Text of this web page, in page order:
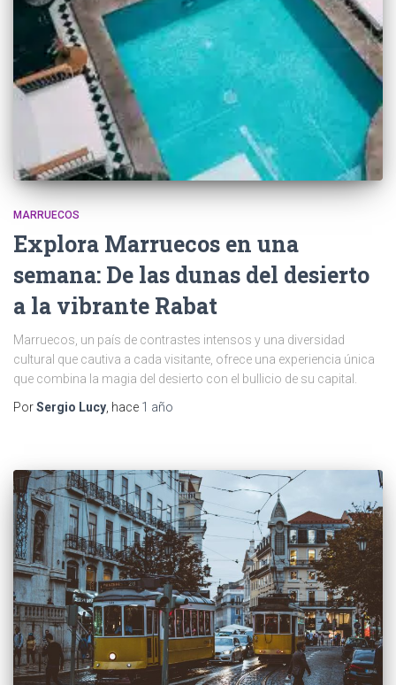
MARRUECOS
Explora Marruecos en una
semana: De las dunas del desierto
a la vibrante Rabat
Marruecos, un país de contrastes intensos y una diversidad
cultural que cautiva a cada visitante, ofrece una experiencia única
que combina la magia del desierto con el bullicio de su capital.
PorSergio Lucy , hace 1 año